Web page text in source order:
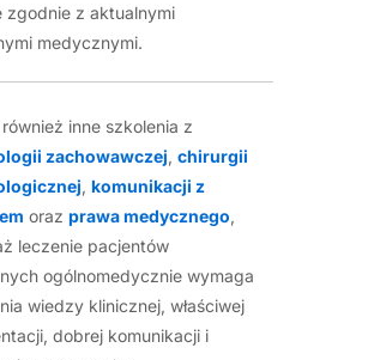
zgodnie z aktualnymi
medycznymi.
inne szkolenia z
zachowawczej, chirurgii
, komunikacji z
oraz prawa medycznego,
leczenie pacjentów
ogólnomedycznie wymaga
wiedzy klinicznej, właściwej
dobrej komunikacji i